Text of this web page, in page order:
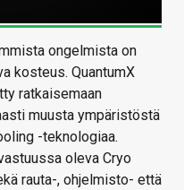
ongelmista on
kosteus. QuantumX
ratkaisemaan
muusta ympäristöstä
-teknologiaa.
oleva Cryo
rauta-, ohjelmisto- että